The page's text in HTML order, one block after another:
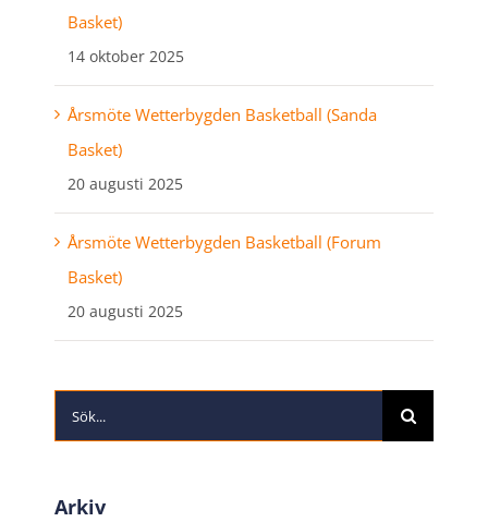
Basket)
14 oktober 2025
Årsmöte Wetterbygden Basketball (Sanda
Basket)
20 augusti 2025
Årsmöte Wetterbygden Basketball (Forum
Basket)
20 augusti 2025
Sök
efter:
Arkiv